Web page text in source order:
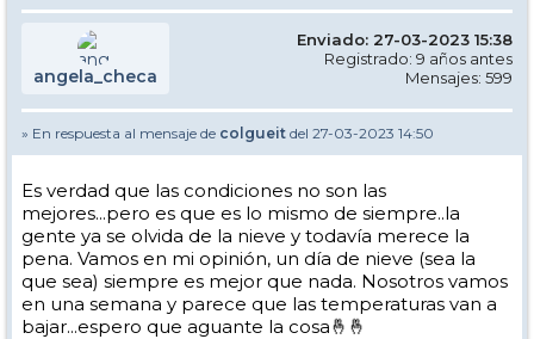
angela_checa
Enviado: 27-03-2023 15:38
Registrado: 9 años antes
Mensajes: 599
» En respuesta al mensaje de colgueit del 27-03-2023 14:50
Es verdad que las condiciones no son las
mejores...pero es que es lo mismo de siempre..la
gente ya se olvida de la nieve y todavía merece la
pena. Vamos en mi opinión, un día de nieve (sea la
que sea) siempre es mejor que nada. Nosotros vamos
en una semana y parece que las temperaturas van a
bajar...espero que aguante la cosa🤞🤞